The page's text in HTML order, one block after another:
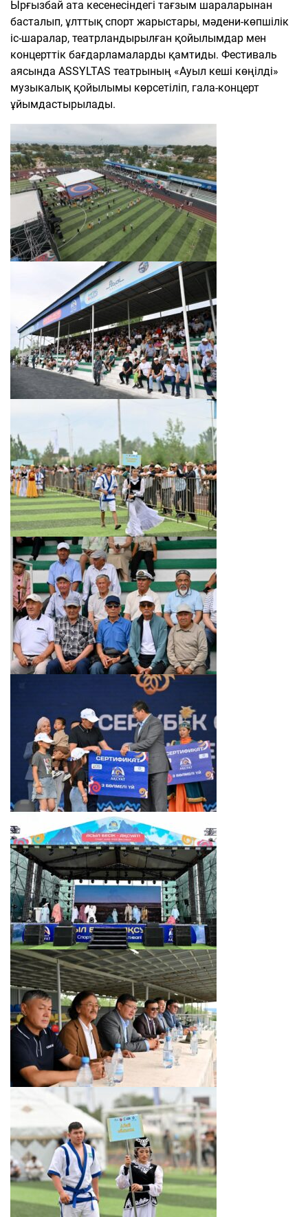
Ырғызбай ата кесенесіндегі тағзым шараларынан
басталып, ұлттық спорт жарыстары, мәдени-көпшілік
іс-шаралар, театрландырылған қойылымдар мен
концерттік бағдарламаларды қамтиды. Фестиваль
аясында ASSYLTAS театрының «Ауыл кеші көңілді»
музыкалық қойылымы көрсетіліп, гала-концерт
ұйымдастырылады.